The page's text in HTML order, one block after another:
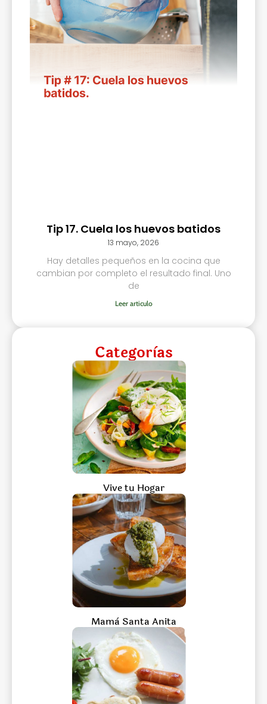
Tip 17. Cuela los huevos batidos
13 mayo, 2026
Hay detalles pequeños en la cocina que
cambian por completo el resultado final. Uno
de
Leer articulo
Categorìas
Vive tu Hogar
Mamà Santa Anita